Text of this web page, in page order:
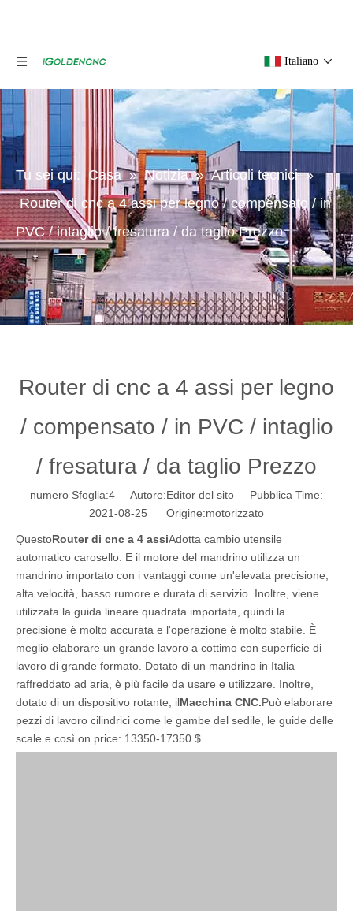
Italiano
Tu sei qui: Casa » Notizia » Articoli tecnici »
Router di cnc a 4 assi per legno / compensato / in
PVC / intaglio / fresatura / da taglio Prezzo
Router di cnc a 4 assi per legno
/ compensato / in PVC / intaglio
/ fresatura / da taglio Prezzo
numero Sfoglia:4 Autore:Editor del sito Pubblica Time:
2021-08-25 Origine:motorizzato
QuestoRouter di cnc a 4 assiAdotta cambio utensile
automatico carosello. E il motore del mandrino utilizza un
mandrino importato con i vantaggi come un'elevata precisione,
alta velocità, basso rumore e durata di servizio. Inoltre, viene
utilizzata la guida lineare quadrata importata, quindi la
precisione è molto accurata e l'operazione è molto stabile. È
meglio elaborare un grande lavoro a cottimo con superficie di
lavoro di grande formato. Dotato di un mandrino in Italia
raffreddato ad aria, è più facile da usare e utilizzare. Inoltre,
dotato di un dispositivo rotante, ilMacchina CNC.Può elaborare
pezzi di lavoro cilindrici come le gambe del sedile, le guide delle
scale e così on.price: 13350-17350 $